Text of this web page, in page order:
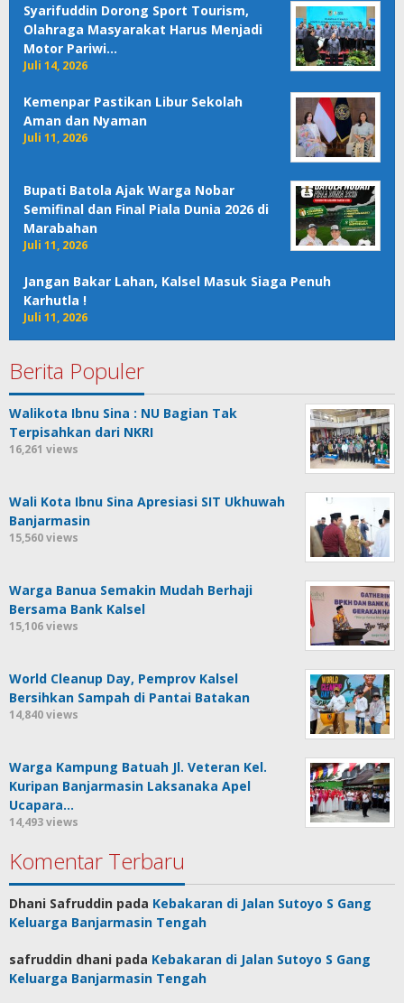
Syarifuddin Dorong Sport Tourism,
Olahraga Masyarakat Harus Menjadi
Motor Pariwi…
Juli 14, 2026
Kemenpar Pastikan Libur Sekolah
Aman dan Nyaman
Juli 11, 2026
Bupati Batola Ajak Warga Nobar
Semifinal dan Final Piala Dunia 2026 di
Marabahan
Juli 11, 2026
Jangan Bakar Lahan, Kalsel Masuk Siaga Penuh
Karhutla !
Juli 11, 2026
Berita Populer
Walikota Ibnu Sina : NU Bagian Tak
Terpisahkan dari NKRI
16,261 views
Wali Kota Ibnu Sina Apresiasi SIT Ukhuwah
Banjarmasin
15,560 views
Warga Banua Semakin Mudah Berhaji
Bersama Bank Kalsel
15,106 views
World Cleanup Day, Pemprov Kalsel
Bersihkan Sampah di Pantai Batakan
14,840 views
Warga Kampung Batuah Jl. Veteran Kel.
Kuripan Banjarmasin Laksanaka Apel
Ucapara…
14,493 views
Komentar Terbaru
Dhani Safruddin pada Kebakaran di Jalan Sutoyo S Gang
Keluarga Banjarmasin Tengah
safruddin dhani pada Kebakaran di Jalan Sutoyo S Gang
Keluarga Banjarmasin Tengah